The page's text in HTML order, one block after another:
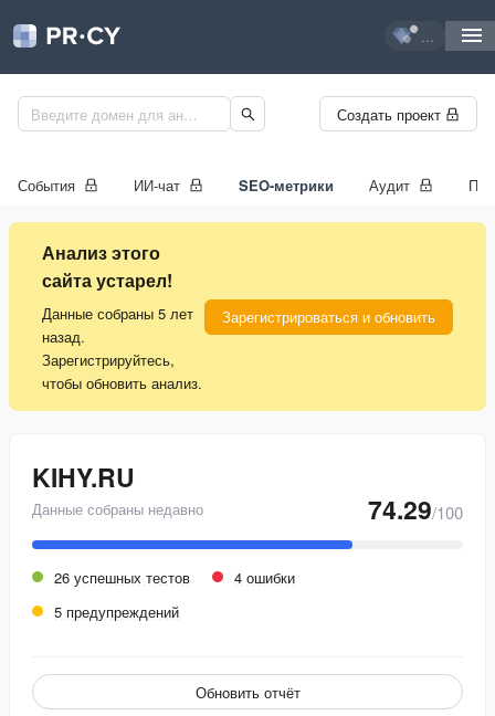
...
Создать проект
События ИИ-чат SEO-метрики Аудит
Анализ этого
сайта устарел!
Данные собраны 5 лет
назад.
Зарегистрируйтесь,
чтобы обновить анализ.
Зарегистрироваться и обновить
KIHY.RU
Данные собраны недавно 74.29/100
26 успешных тестов
4 ошибки
5 предупреждений
Обновить отчёт